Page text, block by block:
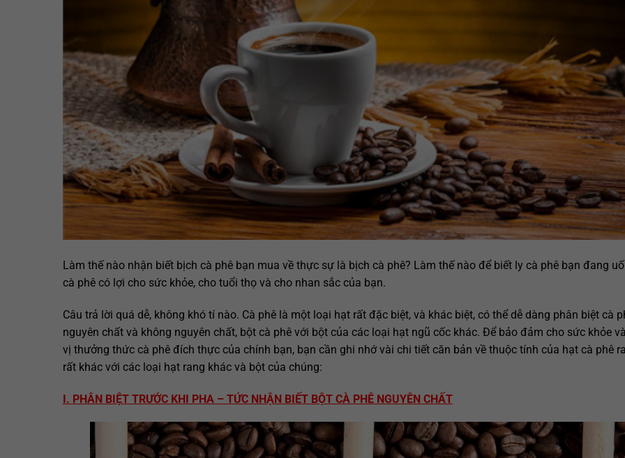
Làm thế nào nhận biết bịch cà phê bạn mua về thực sự là bịch cà phê? Làm thế nào để biết ly cà phê bạn đang
cà phê có lợi cho sức khỏe, cho tuổi thọ và cho nhan sắc của bạn.
Câu trả lời quá dễ, không khó tí nào. Cà phê là một loại hạt rất đặc biệt, và khác biệt, có thể dễ dàng phân biệt cà
nguyên chất và không nguyên chất, bột cà phê với bột của các loại hạt ngũ cốc khác. Để bảo đảm cho sức khỏe
vị thưởng thức cà phê đích thực của chính bạn, bạn cần ghi nhớ vài chi tiết căn bản về thuộc tính của hạt cà phê
rất khác với các loại hạt rang khác và bột của chúng:
I. PHÂN BIỆT TRƯỚC KHI PHA – TỨC NHẬN BIẾT BỘT CÀ PHÊ NGUYÊN CHẤT